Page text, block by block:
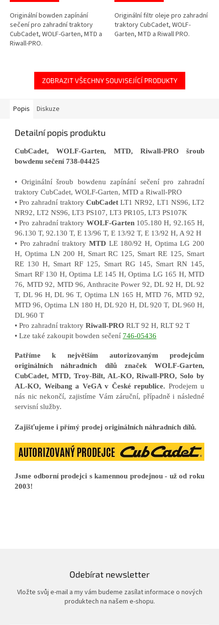
Originální bowden zapínání
sečení pro zahradní traktory
CubCadet, WOLF-Garten, MTD a
Riwall-PRO.
Originální filtr oleje pro zahradní
traktory CubCadet, WOLF-
Garten, MTD a Riwall PRO.
ZOBRAZIT VŠECHNY SOUVISEJÍCÍ PRODUKTY
Popis Diskuze
Detailní popis produktu
CubCadet, WOLF-Garten, MTD, Riwall-PRO šroub
bowdenu sečení 738-04425
• Originální šroub bowdenu zapínání sečení pro zahradní
traktory CubCadet, WOLF-Garten, MTD a Riwall-PRO
• Pro zahradní traktory CubCadetLT1 NR92, LT1 NS96, LT2
NR92, LT2 NS96, LT3 PS107, LT3 PR105, LT3 PS107K
• Pro zahradní traktory WOLF-Garten105.180 H, 92.165 H,
96.130 T, 92.130 T, E 13/96 T, E 13/92 T, E 13/92 H, A 92 H
• Pro zahradní traktory MTD LE 180/92 H, Optima LG 200
H, Optima LN 200 H, Smart RC 125, Smart RE 125, Smart
RE 130 H, Smart RF 125, Smart RG 145, Smart RN 145,
Smart RF 130 H, Optima LE 145 H, Optima LG 165 H, MTD
76, MTD 92, MTD 96, Anthracite Power 92, DL 92 H, DL 92
T, DL 96 H, DL 96 T, Optima LN 165 H, MTD 76, MTD 92,
MTD 96, Optima LN 180 H, DL 920 H, DL 920 T, DL 960 H,
DL 960 T
• Pro zahradní traktory Riwall-PRO RLT 92 H, RLT 92 T
• Lze také zakoupit bowden sečení 746-05436
Patříme k největším autorizovaným prodejcům
originálních náhradních dílů značek WOLF-Garten,
CubCadet, MTD, Troy-Bilt, AL-KO, Riwall-PRO, Solo by
AL-KO, Weibang a VeGA v České republice. Prodejem u
nás nic nekončí, zajistíme Vám záruční, případně i následné
servisní služby.
Zajišťujeme i přímý prodej originálních náhradních dílů.
Jsme odborní prodejci s kamennou prodejnou - už od roku
2003!
Odebírat newsletter
Vložte svůj e-mail a my vám budeme zasílat informace o nových
produktech na našem e-shopu.